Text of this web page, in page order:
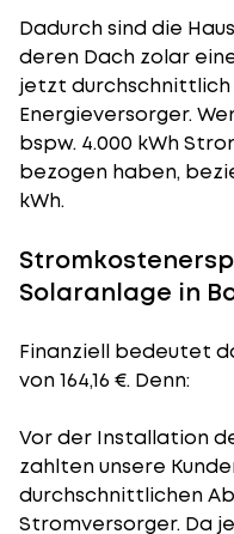
Dadurch sind die
deren Dach zolar
jetzt durchschnittlich
Energieversorger.
bspw. 4.000 kWh
bezogen haben,
kWh.
Solaranlage in
Finanziell bedeutet
von 164,16 €. Denn:
Vor der Installation
zahlten unsere
durchschnittlichen
Stromversorger. Da